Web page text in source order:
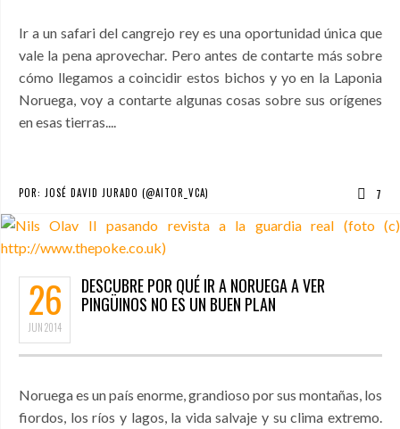
Ir a un safari del cangrejo rey es una oportunidad única que
vale la pena aprovechar. Pero antes de contarte más sobre
cómo llegamos a coincidir estos bichos y yo en la Laponia
Noruega, voy a contarte algunas cosas sobre sus orígenes
en esas tierras....
POR: JOSÉ DAVID JURADO (@AITOR_VCA) 7
26
JUN2014
DESCUBRE POR QUÉ IR A NORUEGA A VER
PINGÜINOS NO ES UN BUEN PLAN
Noruega es un país enorme, grandioso por sus montañas, los
fiordos, los ríos y lagos, la vida salvaje y su clima extremo.